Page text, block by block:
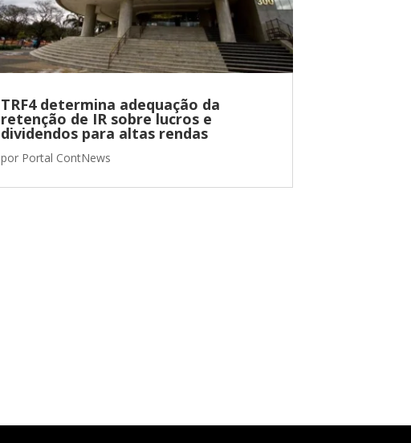
TRF4 determina adequação da
retenção de IR sobre lucros e
dividendos para altas rendas
por Portal ContNews